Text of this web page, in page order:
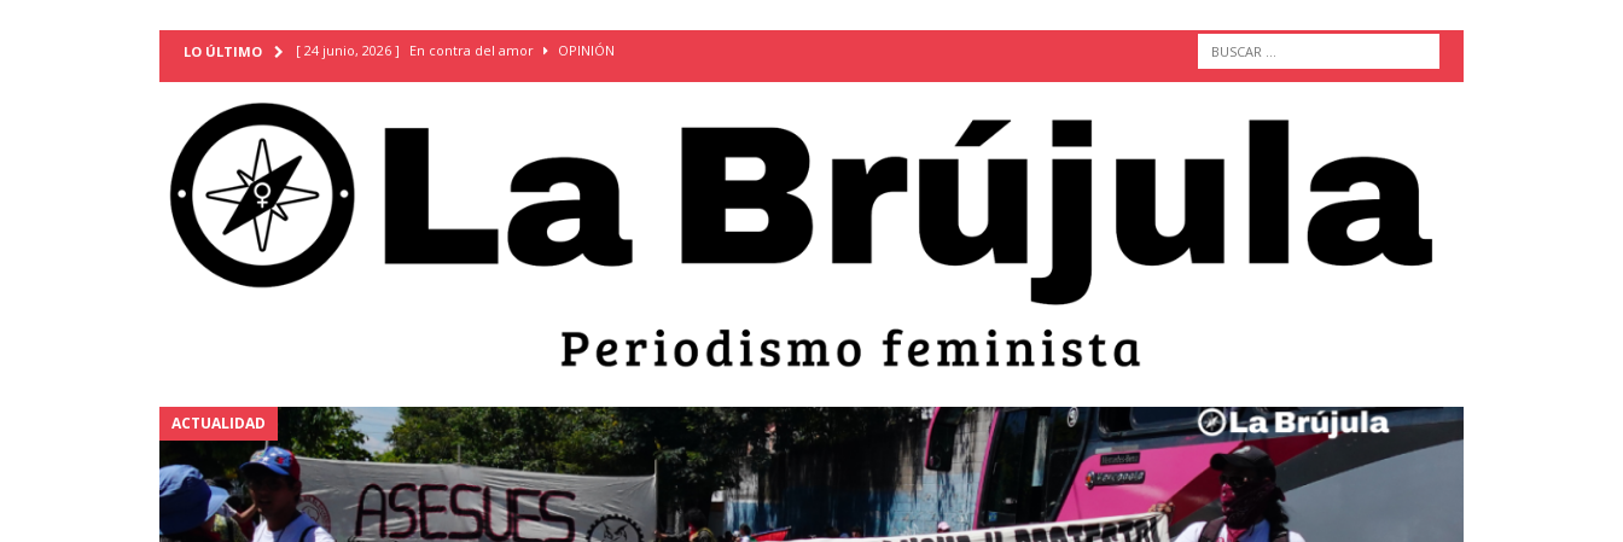
LO ÚLTIMO [ 24 junio, 2026 ] En contra del amor OPINIÓN
TERRITORIO
[ 21 febrero, 2026 ] Cuando la prevención de embarazos en niñas y adolescentes desaparece del territorio
INVESTIGACIONES
[ 31 julio, 2026 ] Estudiantes conmemoran el 51 aniversario de la masacre de 1975 y denuncian el
Piden mantener la libertad provisional de Sandra Leticia Hernández: víctima del régimen de
[ 28 julio, 2026 ] ARENA y FMLN apuestan por mujeres en sus fórmulas presidenciales para 2027
ACTUALIDAD
[ 24 julio, 2026 ] A María Hildaura le falló el Estado OPINIÓN
ACTUALIDAD